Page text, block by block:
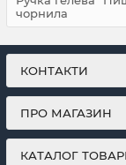
чорнила
КОНТАКТИ
ПРО МАГАЗИН
КАТАЛОГ